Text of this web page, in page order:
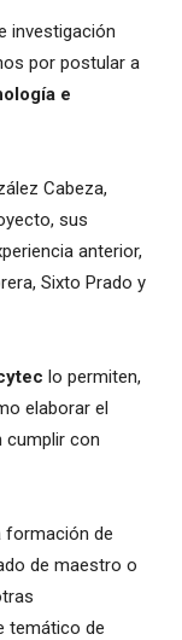
investigación
por postular a
e
Cabeza,
sus
anterior,
Sixto Prado y
lo permiten,
elaborar el
cumplir con
formación de
de maestro o
temático de